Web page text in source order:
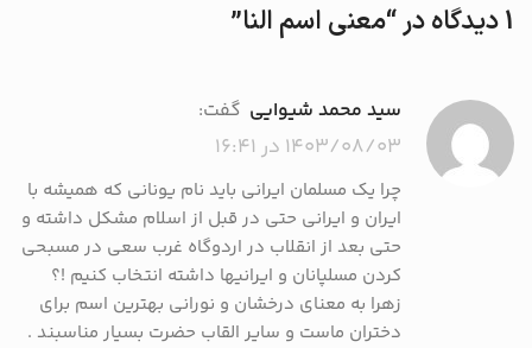
1 دیدگاه در “ معنی اسم النا”
سید محمد شیوایی گفت:
۱۴۰۳/۰۸/۰۳ در ۱۶:۴۱
چرا یک مسلمان ایرانی باید نام یونانی که همیشه با
ایران و ایرانی حتی در قبل از اسلام مشکل داشته و
حتی بعد از انقلاب در اردوگاه غرب سعی در مسبحی
کردن مسلپانان و ایرانیها داشته انتخاب کنیم !؟
زهرا به معنای درخشان و نورانی بهترین اسم برای
دختران ماست و سایر القاب حضرت بسیار مناسبند .